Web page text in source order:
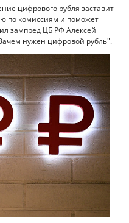
цифрового рубля заставит
по комиссиям и поможет
зампред ЦБ РФ Алексей
нужен цифровой рубль".